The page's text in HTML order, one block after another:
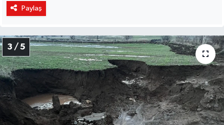
Paylaş
3 / 5